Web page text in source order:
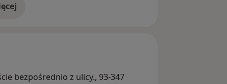
bezpośrednio z ulicy., 93-347